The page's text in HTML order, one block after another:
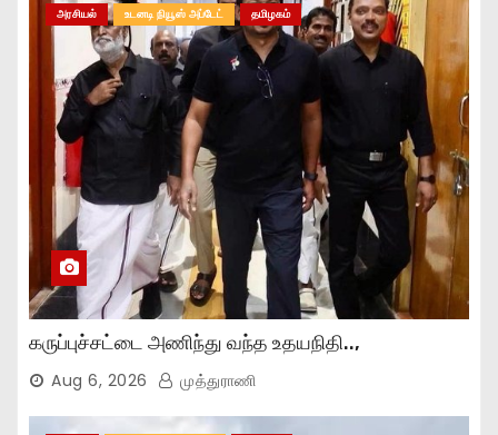
அரசியல் உடனடி நியூஸ் அப்டேட் தமிழகம்
கருப்புச்சட்டை அணிந்து வந்த உதயநிதி..,
Aug 6, 2026 முத்துராணி